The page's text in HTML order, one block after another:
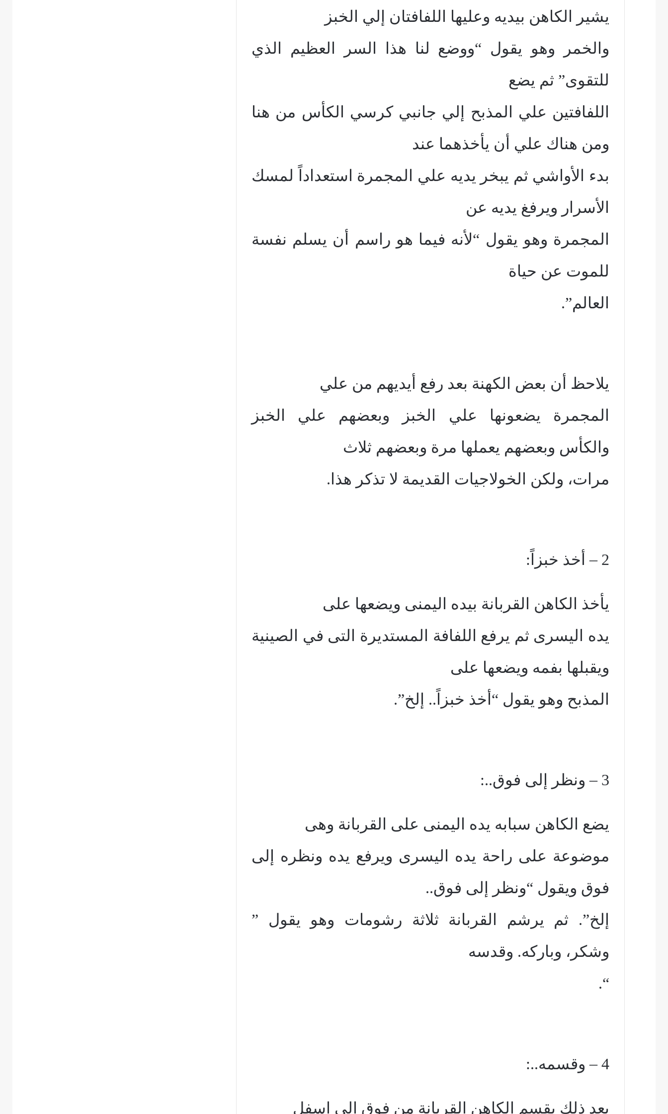
يشير الكاهن بيديه وعليها اللفافتان إلي الخبز
والخمر وهو يقول “ووضع لنا هذا السر العظيم الذي
للتقوى” ثم يضع
اللفافتين علي المذبح إلي جانبي كرسي الكأس من هنا
ومن هناك علي أن يأخذهما عند
بدء الأواشي ثم يبخر يديه علي المجمرة استعداداً لمسك
الأسرار ويرفغ يديه عن
المجمرة وهو يقول “لأنه فيما هو راسم أن يسلم نفسة
للموت عن حياة
العالم”.
يلاحظ أن بعض الكهنة بعد رفع أيديهم من علي
المجمرة يضعونها علي الخبز وبعضهم علي الخبز
والكأس وبعضهم يعملها مرة وبعضهم ثلاث
مرات، ولكن الخولاجيات القديمة لا تذكر هذا.
2 – أخذ خبزاً:
يأخذ الكاهن القربانة بيده اليمنى ويضعها على
يده اليسرى ثم يرفع اللفافة المستديرة التى في الصينية
ويقبلها بفمه ويضعها على
المذبح وهو يقول “أخذ خبزاً.. إلخ”.
3 – ونظر إلى فوق..:
يضع الكاهن سبابه يده اليمنى على القربانة وهى
موضوعة على راحة يده اليسرى ويرفع يده ونظره إلى
فوق ويقول “ونظر إلى فوق..
إلخ”. ثم يرشم القربانة ثلاثة رشومات وهو يقول ”
وشكر، وباركه. وقدسه
“.
4 – وقسمه..:
بعد ذلك يقسم الكاهن القربانة من فوق إلى اسفل